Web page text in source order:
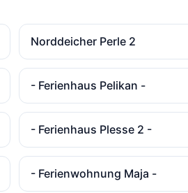
Norddeicher Perle 2
- Ferienhaus Pelikan -
- Ferienhaus Plesse 2 -
- Ferienwohnung Maja -